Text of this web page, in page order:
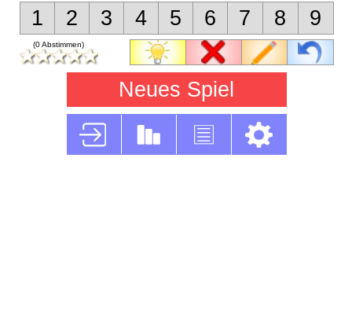
1 2 3 4 5 6 7 8 9
(0 Abstimmen)
Neues Spiel